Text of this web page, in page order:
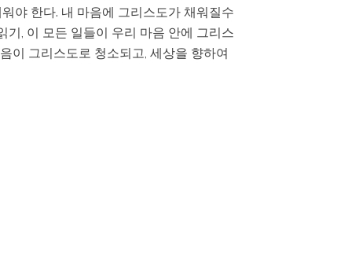
야 한다. 내 마음에 그리스도가 채워질수
기, 이 모든 일들이 우리 마음 안에 그리스
이 그리스도로 청소되고, 세상을 향하여